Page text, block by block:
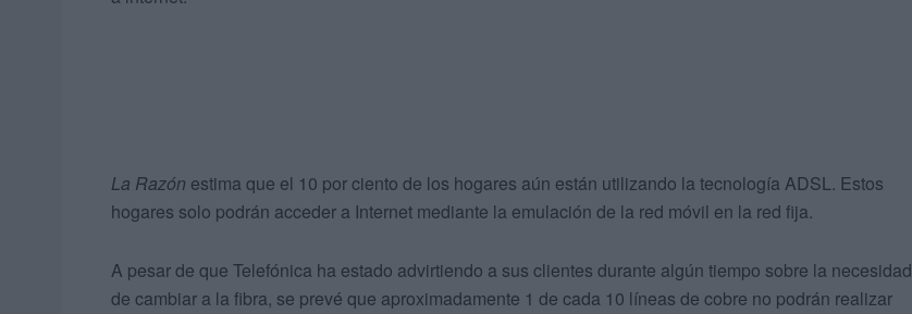
La Razón estima que el 10 por ciento de los hogares aún están utilizando la tecnología ADSL. Estos
hogares solo podrán acceder a Internet mediante la emulación de la red móvil en la red fija.
A pesar de que Telefónica ha estado advirtiendo a sus clientes durante algún tiempo sobre la necesidad
de cambiar a la fibra, se prevé que aproximadamente 1 de cada 10 líneas de cobre no podrán realizar